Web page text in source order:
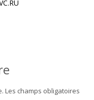
Les champs obligatoires